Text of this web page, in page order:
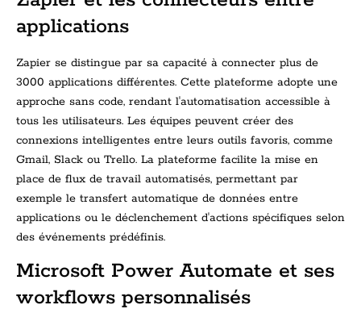
applications
Zapier se distingue par sa capacité à connecter plus de
3000 applications différentes. Cette plateforme adopte une
approche sans code, rendant l'automatisation accessible à
tous les utilisateurs. Les équipes peuvent créer des
connexions intelligentes entre leurs outils favoris, comme
Gmail, Slack ou Trello. La plateforme facilite la mise en
place de flux de travail automatisés, permettant par
exemple le transfert automatique de données entre
applications ou le déclenchement d'actions spécifiques selon
des événements prédéfinis.
Microsoft Power Automate et ses
workflows personnalisés